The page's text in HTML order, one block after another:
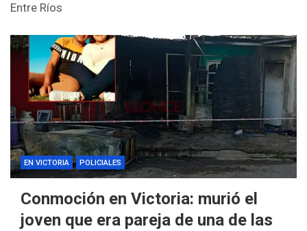
Entre Ríos
EN VICTORIA POLICIALES
Conmoción en Victoria: murió el
joven que era pareja de una de las